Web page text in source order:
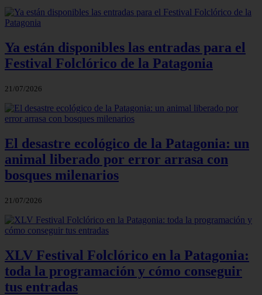
Ya están disponibles las entradas para el
Festival Folclórico de la Patagonia
21/07/2026
El desastre ecológico de la Patagonia: un
animal liberado por error arrasa con
bosques milenarios
21/07/2026
XLV Festival Folclórico en la Patagonia:
toda la programación y cómo conseguir
tus entradas